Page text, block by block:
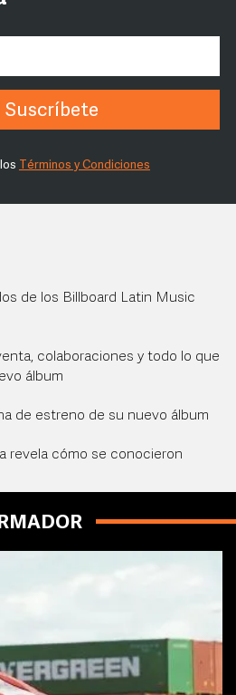
Suscríbete
Términos y Condiciones
de los Billboard Latin Music
colaboraciones y todo lo que
álbum
de estreno de su nuevo álbum
revela cómo se conocieron